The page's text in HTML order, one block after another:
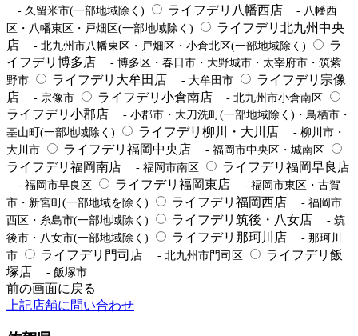
- 久留米市(一部地域除く) ライフデリ八幡西店
- 八幡西
区・八幡東区・戸畑区(一部地域除く)
ライフデリ北九州中央
店
- 北九州市八幡東区・戸畑区・小倉北区(一部地域除く)
ラ
イフデリ博多店
- 博多区・春日市・大野城市・太宰府市・筑紫
野市
ライフデリ大牟田店 - 大牟田市
ライフデリ宗像
店
- 宗像市 ライフデリ小倉南店 - 北九州市小倉南区
ライフデリ小郡店
- 小郡市・大刀洗町(一部地域除く)・鳥栖市・
基山町(一部地域除く)
ライフデリ柳川・大川店
- 柳川市・
大川市
ライフデリ福岡中央店 - 福岡市中央区・城南区
ライフデリ福岡南店 - 福岡市南区 ライフデリ福岡早良店
- 福岡市早良区 ライフデリ福岡東店
- 福岡市東区・古賀
市・新宮町(一部地域を除く)
ライフデリ福岡西店
- 福岡市
西区・糸島市(一部地域除く)
ライフデリ筑後・八女店
- 筑
後市・八女市(一部地域除く)
ライフデリ那珂川店
- 那珂川
市
ライフデリ門司店 - 北九州市門司区
ライフデリ飯
塚店
- 飯塚市
前の画面に戻る
上記店舗に問い合わせ